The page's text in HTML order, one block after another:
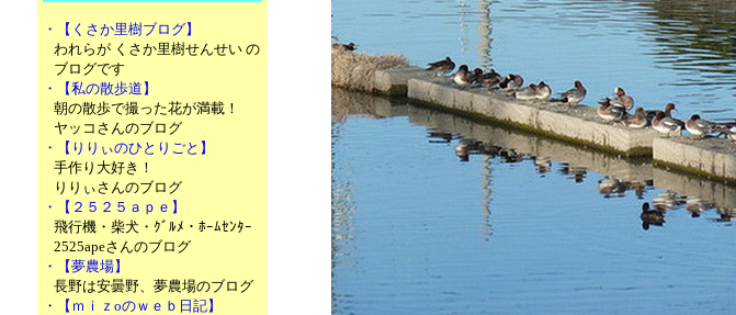
・【くさか里樹ブログ】
われらが くさか里樹せんせい の
ブログです
・【私の散歩道】
朝の散歩で撮った花が満載！
ヤッコさんのブログ
・【りりぃのひとりごと】
手作り大好き！
りりぃさんのブログ
・【２５２５ａｐｅ】
飛行機・柴犬・ｸﾞﾙﾒ・ﾎｰﾑｾﾝﾀｰ
2525apeさんのブログ
・【夢農場】
長野は安曇野、夢農場のブログ
・【ｍｉｚoのｗｅｂ日記】